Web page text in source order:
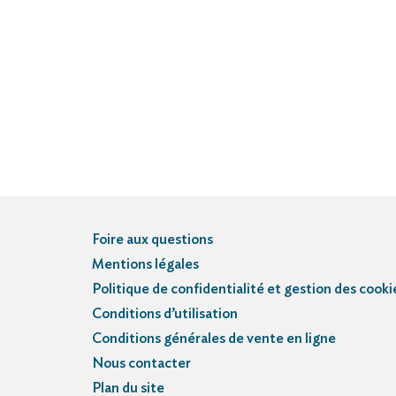
Foire aux questions
Mentions légales
Politique de confidentialité et gestion des
Conditions d’utilisation
Conditions générales de vente en ligne
Nous contacter
Plan du site